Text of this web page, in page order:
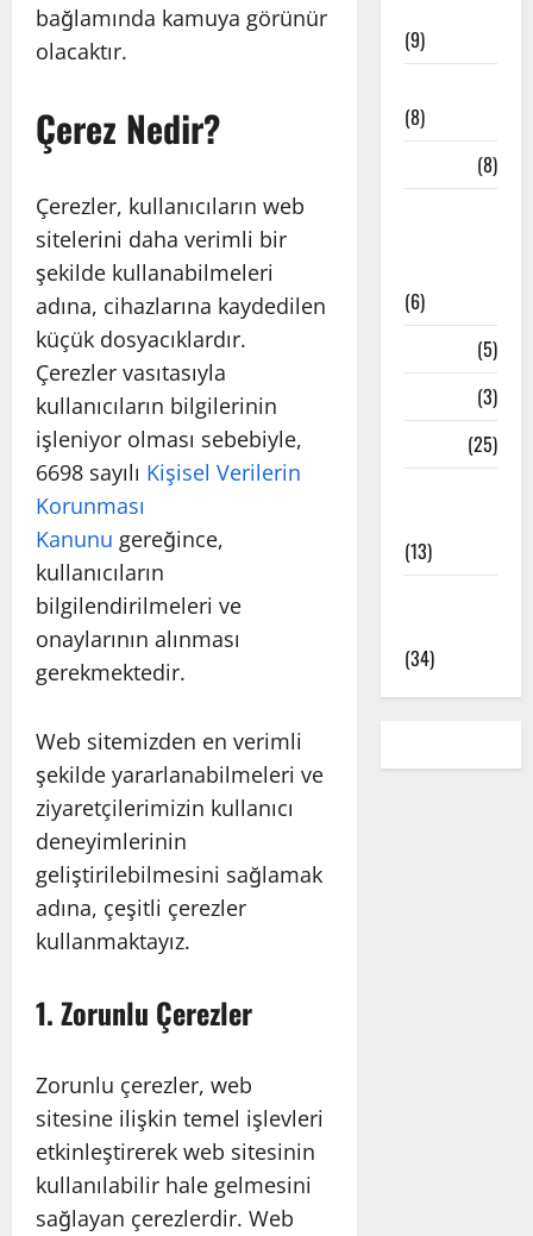
bağlamında kamuya görünür
olacaktır.
Çerez Nedir?
Çerezler, kullanıcıların web
sitelerini daha verimli bir
şekilde kullanabilmeleri
adına, cihazlarına kaydedilen
küçük dosyacıklardır.
Çerezler vasıtasıyla
kullanıcıların bilgilerinin
işleniyor olması sebebiyle,
6698 sayılı Kişisel Verilerin
Korunması
Kanunu gereğince,
kullanıcıların
bilgilendirilmeleri ve
onaylarının alınması
gerekmektedir.
Web sitemizden en verimli
şekilde yararlanabilmeleri ve
ziyaretçilerimizin kullanıcı
deneyimlerinin
geliştirilebilmesini sağlamak
adına, çeşitli çerezler
kullanmaktayız.
1. Zorunlu Çerezler
Zorunlu çerezler, web
sitesine ilişkin temel işlevleri
etkinleştirerek web sitesinin
kullanılabilir hale gelmesini
sağlayan çerezlerdir. Web
(9)
(8)
(8)
(6)
(5)
(3)
(25)
(13)
(34)